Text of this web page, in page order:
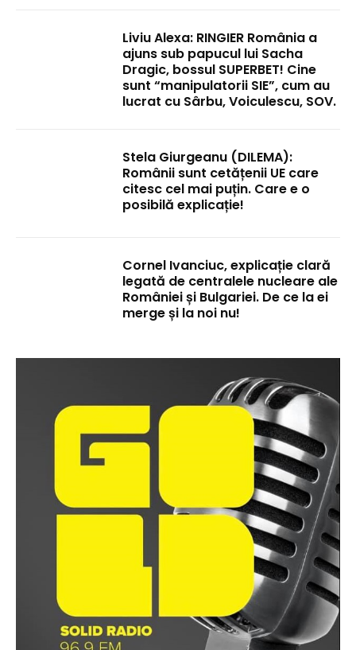
Liviu Alexa: RINGIER România a
ajuns sub papucul lui Sacha
Dragic, bossul SUPERBET! Cine
sunt “manipulatorii SIE”, cum au
lucrat cu Sârbu, Voiculescu, SOV.
Stela Giurgeanu (DILEMA):
Românii sunt cetățenii UE care
citesc cel mai puțin. Care e o
posibilă explicație!
Cornel Ivanciuc, explicație clară
legată de centralele nucleare ale
României și Bulgariei. De ce la ei
merge și la noi nu!